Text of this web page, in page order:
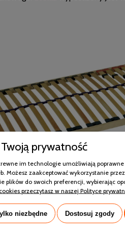
do materaca i
prywatność
im technologie umożliwiają
Możesz zaakceptować wykorzystanie
plików do swoich preferencji, wybierając
przeczytasz w naszej Polityce
niezbędne Dostosuj zgody